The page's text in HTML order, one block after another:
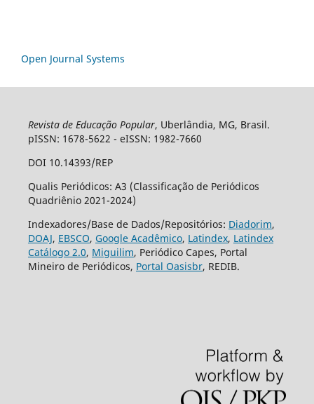
Open Journal Systems
Revista de Educação Popular, Uberlândia, MG, Brasil.
pISSN: 1678-5622 - eISSN: 1982-7660
DOI 10.14393/REP
Qualis Periódicos: A3 (Classificação de Periódicos
Quadriênio 2021-2024)
Indexadores/Base de Dados/Repositórios: Diadorim,
DOAJ, EBSCO, Google Acadêmico, Latindex, Latindex
Catálogo 2.0, Miguilim, Periódico Capes, Portal
Mineiro de Periódicos, Portal Oasisbr, REDIB.